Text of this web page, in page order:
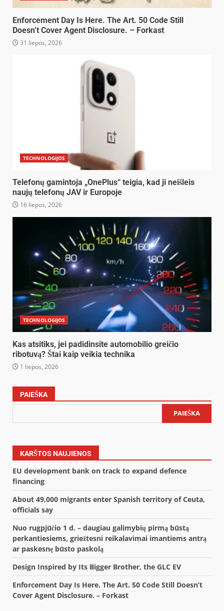
Enforcement Day Is Here. The Art. 50 Code Still
Doesn’t Cover Agent Disclosure. – Forkast
31 liepos, 2026
TECHNOLOGIJOS
Telefonų gamintoja „OnePlus“ teigia, kad ji neišleis
naujų telefonų JAV ir Europoje
16 liepos, 2026
TECHNOLOGIJOS
Kas atsitiks, jei padidinsite automobilio greičio
ribotuvą? Štai kaip veikia technika
1 liepos, 2026
PAIEŠKA
PAIEŠKA
KARŠTOS NAUJIENOS
EU development bank on track to expand defence
financing
About 49,000 migrants enter Spanish territory of Ceuta,
officials say
Nuo rugpjūčio 1 d. – daugiau galimybių pirmą būstą
perkantiesiems, griežtesni reikalavimai imantiems antrą
ar paskesnę būsto paskolą
Design Inspired by Its Bigger Brother, the GLC EV
Enforcement Day Is Here. The Art. 50 Code Still Doesn’t
Cover Agent Disclosure. – Forkast